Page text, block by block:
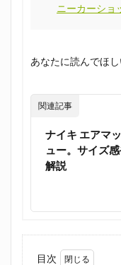
ニーカーショ
あなたに読んでほ
関連記事
ナイキ エアマ
ュー。サイズ
解説
目次